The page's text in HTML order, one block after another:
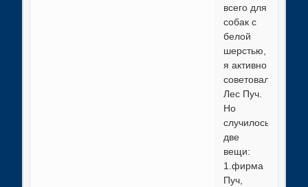
всего для
собак с
белой
шерстью,
я активно
советовала
Лес Пуч.
Но
случилось
две
вещи:
1.фирма
Пуч,